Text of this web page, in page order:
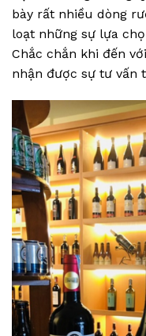
bày rất nhiều dòng
loạt những sự lựa
Chắc chắn khi đến
nhận được sự tư vấn